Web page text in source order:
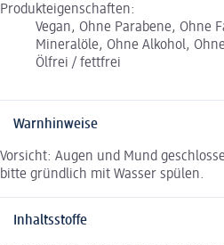
Produkteigenschaften:
Vegan, Ohne Parabene, Ohne
Mineralöle, Ohne Alkohol,
Ölfrei / fettfrei
Warnhinweise
Vorsicht: Augen und Mund
bitte gründlich mit Wasser spülen.
Inhaltsstoffe